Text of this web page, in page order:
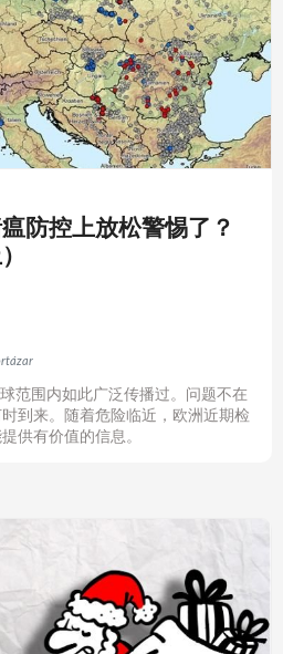
防控上放松警惕了？
范围内如此广泛传播过。问题不在
到来。随着危险临近，欧洲近期检
供有价值的信息。